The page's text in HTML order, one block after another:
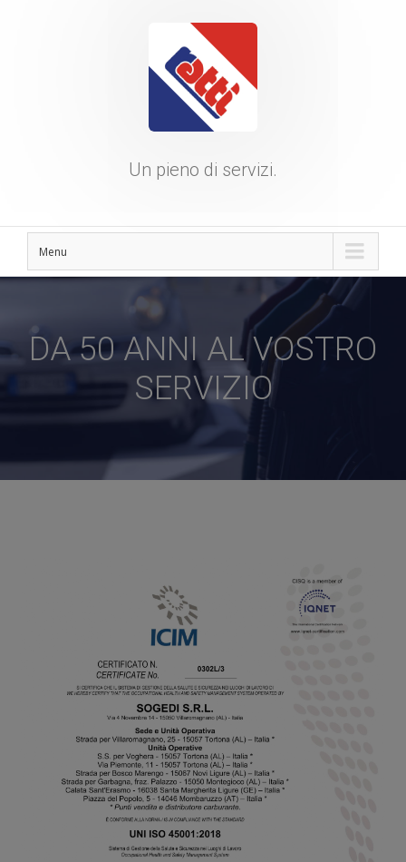
Un pieno di servizi.
Menu
DA 50 ANNI AL VOSTRO
SERVIZIO